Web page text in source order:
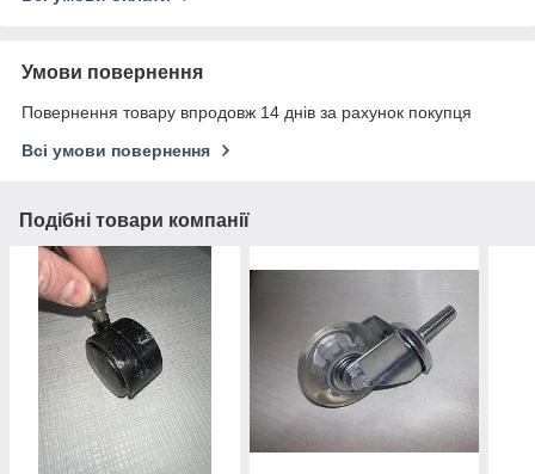
Умови повернення
Повернення товару впродовж 14 днів за рахунок покупця
Всі умови повернення
Подібні товари компанії